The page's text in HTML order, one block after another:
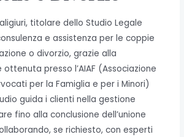
titolare dello Studio Legale
e assistenza per le coppie
o divorzio, grazie alla
ottenuta presso l’AIAF (Associazione
per la Famiglia e per i Minori)
guida i clienti nella gestione
fino alla conclusione dell’unione
se richiesto, con esperti